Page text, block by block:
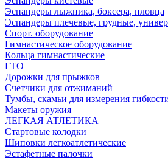
Эспандеры лыжника, боксера, пловца
Эспандеры плечевые, грудные,
Спорт. оборудование
Гимнастическое оборудование
Кольца гимнастические
ГТО
Дорожки для прыжков
Счетчики для отжиманий
Тумбы, скамьи для измерения
Макеты оружия
ЛЕГКАЯ АТЛЕТИКА
Стартовые колодки
Шиповки легкоатлетические
Эстафетные палочки